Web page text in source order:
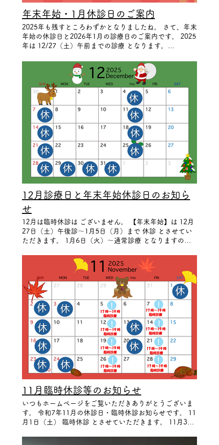
年末年始・1月休診日のご案内
2025年も残すところわずかとなりましたね。 さて、年末
年始の休診日と2026年1月の診療日のご案内です。 2025
年は 12/27（土）午前までの診療 となります。
きます。 2026/1/6（火）から通常診療となりますのでお
願いいたします。 2026/1/12（月）は祝日の為 休診 で
す。 振替診療は1/15（木）に行います。 インフルエン
ザなど感染症が流行っておりますので、 皆さまお身体を
大切にお過ごしください。 2026年もよろしくお願いいた
します。
12月診療日と年末年始休診日のお知ら
せ
12月は臨時休診は ございません。 【年末年始】は 12月
27日（土）午後診～1月5日（月）まで 休診 とさせてい
ただきます。 1月6日（火）～通常診療 となりますので
19時の間も 予約枠のみ ある場合がございます。 ご希望
の場合はお問い合わせください。
11月臨時休診等のお知らせ
いつもホームページをご覧いただきありがとうございま
す。 令和7年11月の休診日・臨時休診お知らせです。 11
月1日（土） 臨時休診 とさせていただきます。 11月3日